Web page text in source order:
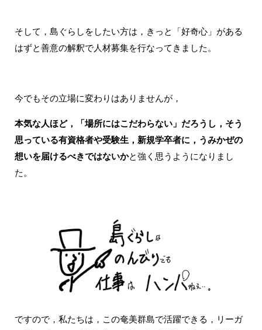
そして，島ぐらしをしたい方は，きっと「好奇心」がある
はずと善意の解釈で人材募集を行なってきました。
今でもその立場に変わりはありませんが，
本気な人ほど，「場所にはこだわらない」だろうし， そう
思っている有資格者や受験生，新規学卒者に，うみかぜの
想いを届けるべきではないかと強く思うようになりまし
た。
ですので，私たちは，この奄美群島で活躍できる，リーガ